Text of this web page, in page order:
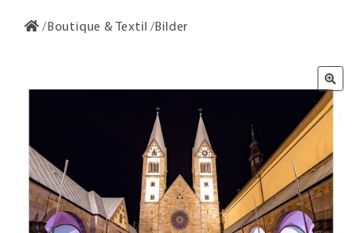
Boutique & Textil Bilder